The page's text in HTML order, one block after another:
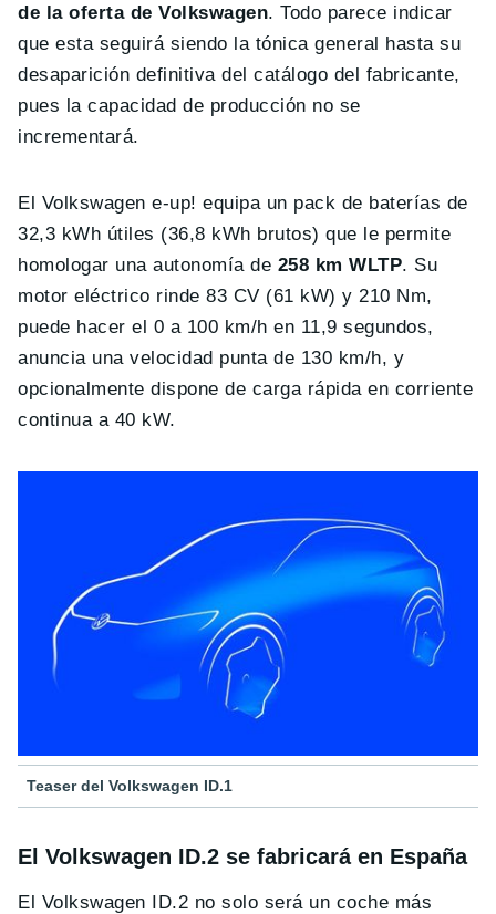
de la oferta de Volkswagen. Todo parece indicar
que esta seguirá siendo la tónica general hasta su
desaparición definitiva del catálogo del fabricante,
pues la capacidad de producción no se
incrementará.
El Volkswagen e-up! equipa un pack de baterías de
32,3 kWh útiles (36,8 kWh brutos) que le permite
homologar una autonomía de 258 km WLTP. Su
motor eléctrico rinde 83 CV (61 kW) y 210 Nm,
puede hacer el 0 a 100 km/h en 11,9 segundos,
anuncia una velocidad punta de 130 km/h, y
opcionalmente dispone de carga rápida en corriente
continua a 40 kW.
Teaser del Volkswagen ID.1
El Volkswagen ID.2 se fabricará en España
El Volkswagen ID.2 no solo será un coche más